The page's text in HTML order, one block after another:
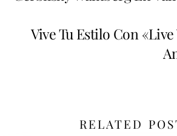
Vive Tu Estilo Con
RELATED